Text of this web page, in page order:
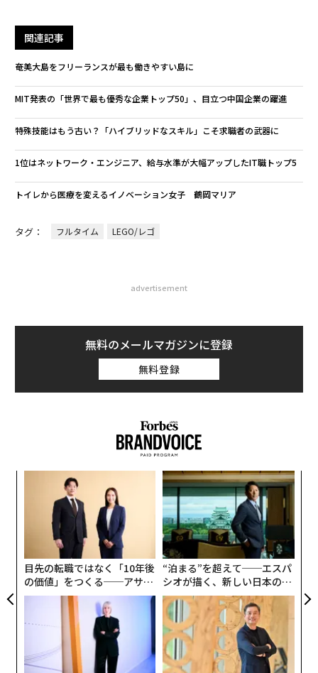
関連記事
奄美大島をフリーランスが最も働きやすい島に
MIT発表の「世界で最も優秀な企業トップ50」、目立つ中国企業の躍進
特殊技能はもう古い？「ハイブリッドなスキル」こそ求職者の武器に
1位はネットワーク・エンジニア、給与水準が大幅アップしたIT職トップ5
トイレから医療を変えるイノベーション女子 鶴岡マリア
タグ： フルタイム LEGO/レゴ
advertisement
無料のメールマガジンに登録
無料登録
目先の転職ではなく「10年後
の価値」をつくる──アサイ
ンの長期伴走型支援とは
“泊まる”を超えて──エスパ
シオが描く、新しい日本のラ
グジュアリー（前編）